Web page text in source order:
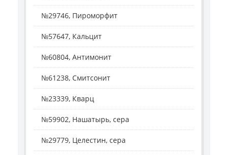
№29746, Пироморфит
№57647, Кальцит
№60804, Антимонит
№61238, Смитсонит
№23339, Кварц
№59902, Нашатырь, сера
№29779, Целестин, сера